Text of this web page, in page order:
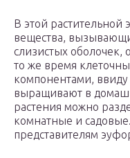
В этой растительной
вещества,
слизистых оболочек,
то же время
компонентами, ввиду
выращивают в
растения можно
комнатные и
представителям